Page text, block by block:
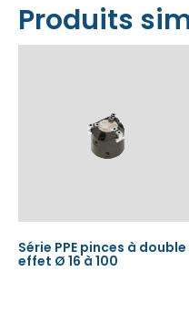
Produits
Série PPE pinces à double
effet Ø 16 à 100